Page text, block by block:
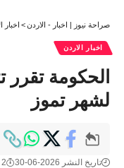
صراحة نيوز | اخبار - الاردن> اخبار
اخبار الاردن
الحكومة
لشهر تموز
تاريخ النشر 2026-06-30 2 د للقراءة